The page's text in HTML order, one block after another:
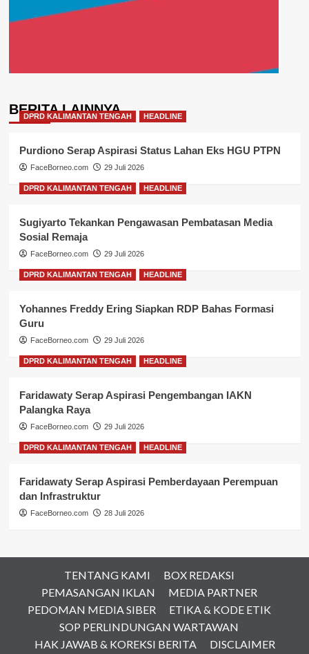
BERITA LAINNYA
DPRD KALIMANTAN TENGAH HEADLINE
Purdiono Serap Aspirasi Status Lahan Eks HGU PTPN
FaceBorneo.com 29 Juli 2026
DPRD KALIMANTAN TENGAH HEADLINE
Sugiyarto Tekankan Pengawasan Pembatasan Media
Sosial Remaja
FaceBorneo.com 29 Juli 2026
DPRD KALIMANTAN TENGAH HEADLINE
Yohannes Freddy Ering Siapkan RDP Bahas Formasi
Guru
FaceBorneo.com 29 Juli 2026
DPRD KALIMANTAN TENGAH HEADLINE
Faridawaty Serap Aspirasi Pengembangan IAKN
Palangka Raya
FaceBorneo.com 29 Juli 2026
DPRD KALIMANTAN TENGAH HEADLINE
Faridawaty Serap Aspirasi Pemberdayaan Perempuan
dan Infrastruktur
FaceBorneo.com 28 Juli 2026
TENTANG KAMI
BOX REDAKSI
PEMASANGAN IKLAN
MEDIA PARTNER
PEDOMAN MEDIA SIBER
ETIKA & KODE ETIK
SOP PERLINDUNGAN WARTAWAN
HAK JAWAB & KOREKSI BERITA
DISCLAIMER